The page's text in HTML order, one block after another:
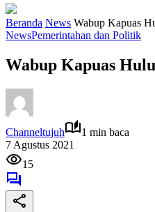
Beranda News Wabup Kapuas
NewsPemerintahan dan Politik
Wabup Kapuas
Channeltujuh
1 min baca
7 Agustus 2021
15